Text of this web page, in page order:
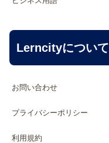
Lerncityについて
お問い合わせ
プライバシーポリシー
利用規約